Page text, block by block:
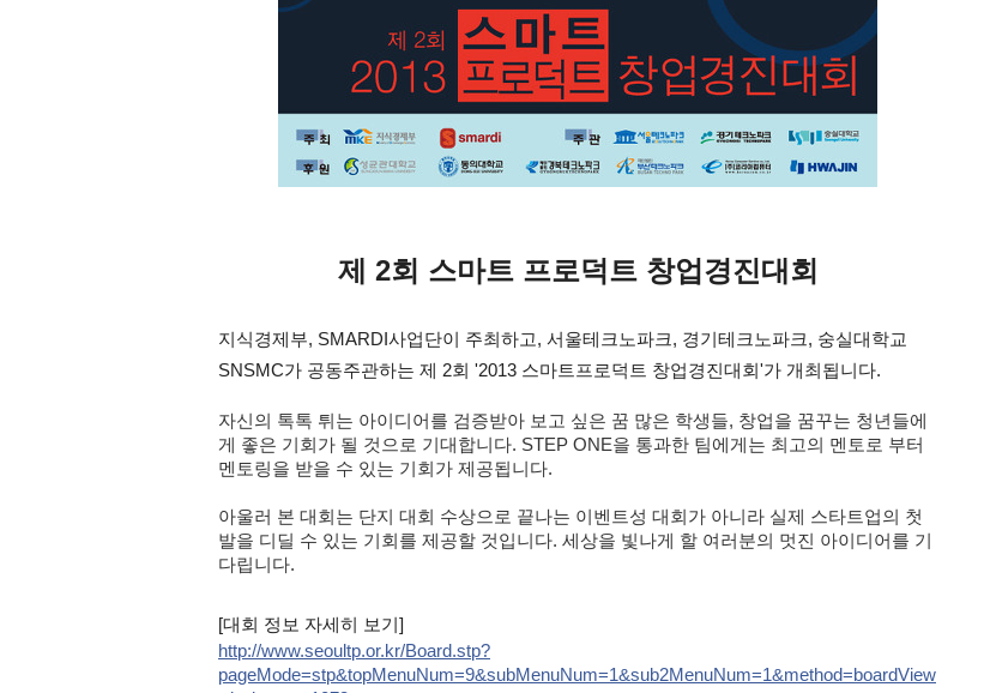
제 2회 스마트 프로덕트 창업경진대회
지식경제부, SMARDI사업단이 주최하고, 서울테크노파크, 경기테크노파크, 숭실대학교
SNSMC가 공동주관하는 제 2회 '2013 스마트프로덕트 창업경진대회'가 개최됩니다.
자신의 톡톡 튀는 아이디어를 검증받아 보고 싶은 꿈 많은 학생들, 창업을 꿈꾸는 청년들에
게 좋은 기회가 될 것으로 기대합니다. STEP ONE을 통과한 팀에게는 최고의 멘토로 부터
멘토링을 받을 수 있는 기회가 제공됩니다.
아울러 본 대회는 단지 대회 수상으로 끝나는 이벤트성 대회가 아니라 실제 스타트업의 첫
발을 디딜 수 있는 기회를 제공할 것입니다. 세상을 빛나게 할 여러분의 멋진 아이디어를 기
다립니다.
[대회 정보 자세히 보기]
http://www.seoultp.or.kr/Board.stp?
pageMode=stp&topMenuNum=9&subMenuNum=1&sub2MenuNum=1&method=boardView